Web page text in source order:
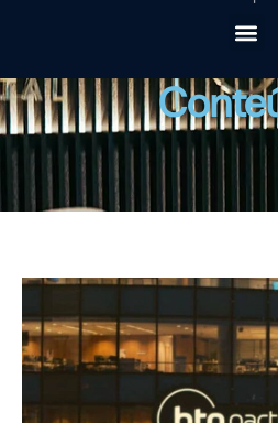
A KAZA
SOLUÇÕES
MONTE SUA